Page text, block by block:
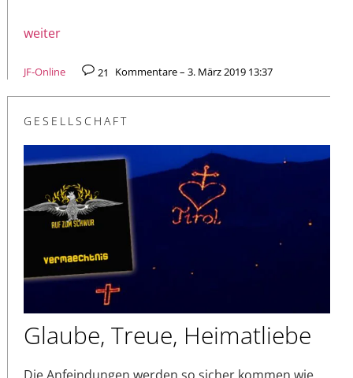
weiter
JF-Online 21 Kommentare – 3. März 2019 13:37
GESELLSCHAFT
Glaube, Treue, Heimatliebe